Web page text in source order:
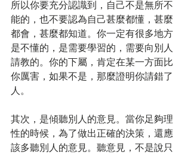
所以你要充分認識到，自己不是無所不
能的，也不要認為自己甚麼都懂，甚麼
都會，甚麼都知道。你一定有很多地方
是不懂的，是需要學習的，需要向別人
請教的。你的下屬，肯定在某一方面比
你厲害，如果不是，那麼證明你請錯了
人。
其次，是傾聽別人的意見。當你足夠理
性的時候，為了做出正確的決策，還應
該多聽別人的意見。聽意見，不是說只